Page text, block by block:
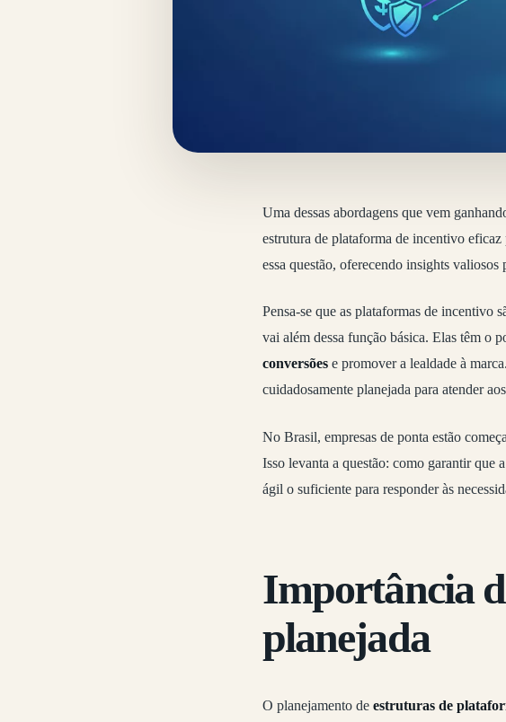
Uma dessas abordagens que vem
estrutura de plataforma de incentivo
essa questão, oferecendo insights
Pensa-se que as plataformas de incentivo
vai além dessa função básica. Elas têm o
conversões e promover a lealdade à
cuidadosamente planejada para atender
No Brasil, empresas de ponta estão
Isso levanta a questão: como garantir que
ágil o suficiente para responder às
Importância
planejada
O planejamento de estruturas de